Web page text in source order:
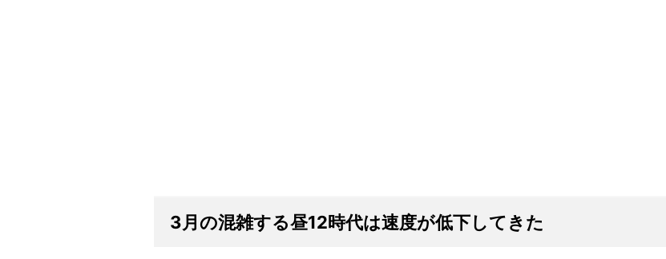
3月の混雑する昼12時代は速度が低下してきた